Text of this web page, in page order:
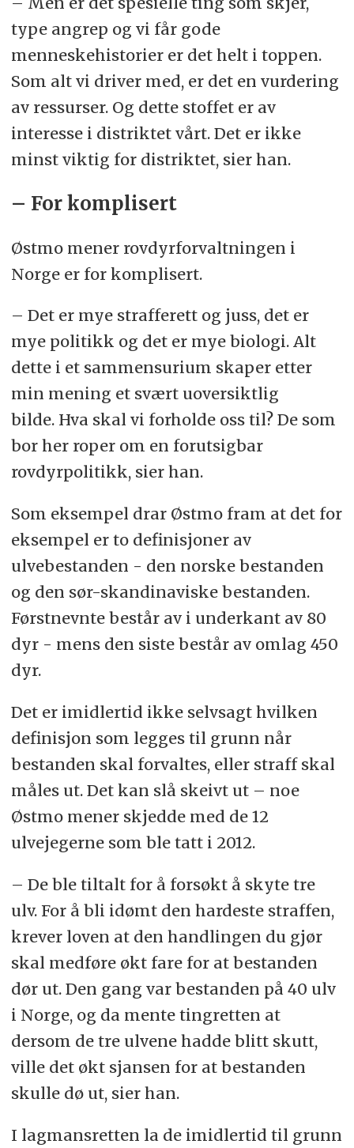
type angrep og vi får gode
menneskehistorier er det helt i toppen.
Som alt vi driver med, er det en vurdering
av ressurser. Og dette stoffet er av
interesse i distriktet vårt. Det er ikke
minst viktig for distriktet, sier han.
– For komplisert
Østmo mener rovdyrforvaltningen i
Norge er for komplisert.
– Det er mye strafferett og juss, det er
mye politikk og det er mye biologi. Alt
dette i et sammensurium skaper etter
min mening et svært uoversiktlig
bilde. Hva skal vi forholde oss til? De som
bor her roper om en forutsigbar
rovdyrpolitikk, sier han.
Som eksempel drar Østmo fram at det for
eksempel er to definisjoner av
ulvebestanden - den norske bestanden
og den sør-skandinaviske bestanden.
Førstnevnte består av i underkant av 80
dyr - mens den siste består av omlag 450
dyr.
Det er imidlertid ikke selvsagt hvilken
definisjon som legges til grunn når
bestanden skal forvaltes, eller straff skal
måles ut. Det kan slå skeivt ut – noe
Østmo mener skjedde med de 12
ulvejegerne som ble tatt i 2012.
– De ble tiltalt for å forsøkt å skyte tre
ulv. For å bli idømt den hardeste straffen,
krever loven at den handlingen du gjør
skal medføre økt fare for at bestanden
dør ut. Den gang var bestanden på 40 ulv
i Norge, og da mente tingretten at
dersom de tre ulvene hadde blitt skutt,
ville det økt sjansen for at bestanden
skulle dø ut, sier han.
I lagmansretten la de imidlertid til grunn